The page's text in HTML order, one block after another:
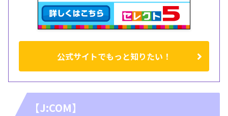
公式サイトでもっと知りたい！
【J:COM】